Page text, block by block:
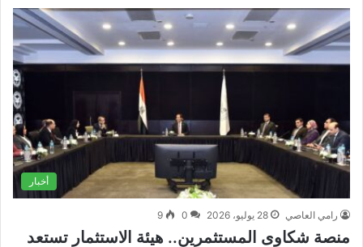
أخبار
رامي العاصي 28 يوليو، 2026 0
9
منصة شكاوى المستثمرين.. هيئة الاستثمار تستعد